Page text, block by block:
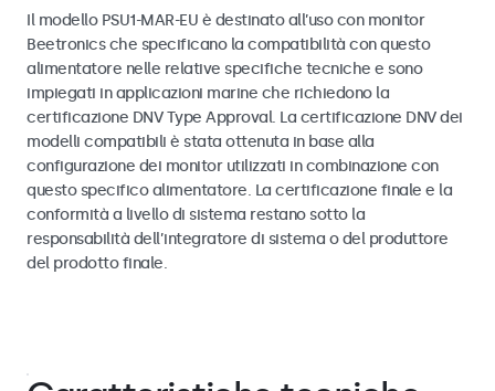
Il modello PSU1-MAR-EU è destinato all’uso con monitor
Beetronics che specificano la compatibilità con questo
alimentatore nelle relative specifiche tecniche e sono
impiegati in applicazioni marine che richiedono la
certificazione DNV Type Approval. La certificazione DNV dei
modelli compatibili è stata ottenuta in base alla
configurazione dei monitor utilizzati in combinazione con
questo specifico alimentatore. La certificazione finale e la
conformità a livello di sistema restano sotto la
responsabilità dell’integratore di sistema o del produttore
del prodotto finale.